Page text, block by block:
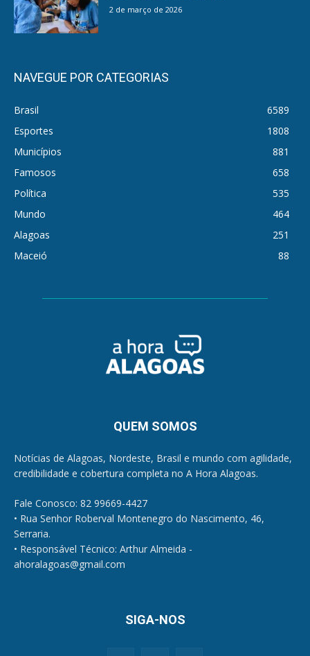
2 de março de 2026
NAVEGUE POR CATEGORIAS
Brasil
6589
Esportes
1808
Municípios
881
Famosos
658
Política
535
Mundo
464
Alagoas
251
Maceió
88
QUEM SOMOS
Notícias de Alagoas, Nordeste, Brasil e mundo com agilidade,
credibilidade e cobertura completa no A Hora Alagoas.
Fale Conosco: 82 99669-4427
• Rua Senhor Roberval Montenegro do Nascimento, 46,
Serraria.
• Responsável Técnico: Arthur Almeida -
ahoralagoas@gmail.com
SIGA-NOS